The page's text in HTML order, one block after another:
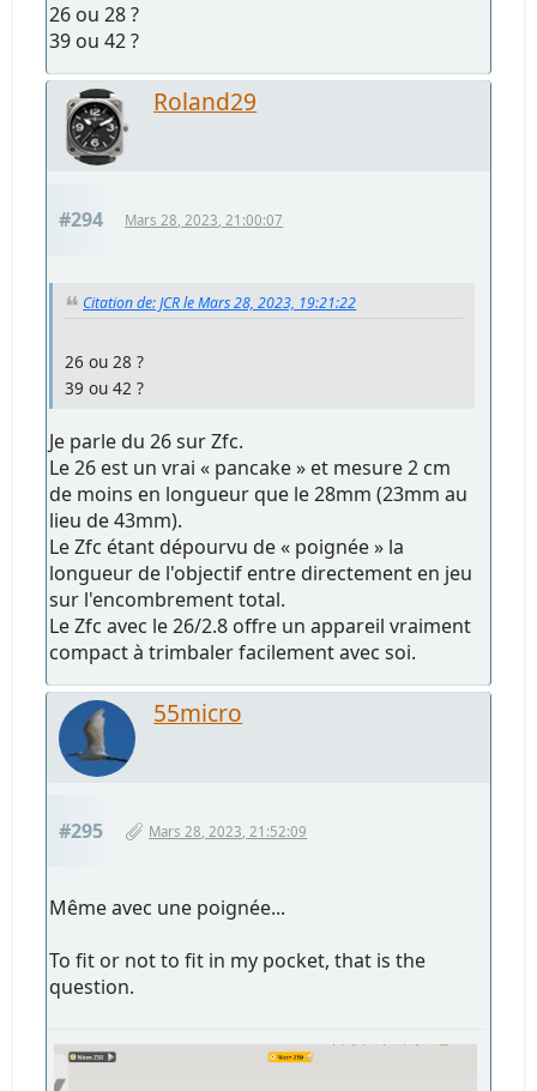
26 ou 28 ?
39 ou 42 ?
Roland29
#294 Mars 28, 2023, 21:00:07
Citation de: JCR le Mars 28, 2023, 19:21:22
26 ou 28 ?
39 ou 42 ?
Je parle du 26 sur Zfc.
Le 26 est un vrai « pancake » et mesure 2 cm
de moins en longueur que le 28mm (23mm au
lieu de 43mm).
Le Zfc étant dépourvu de « poignée » la
longueur de l'objectif entre directement en jeu
sur l'encombrement total.
Le Zfc avec le 26/2.8 offre un appareil vraiment
compact à trimbaler facilement avec soi.
55micro
#295 Mars 28, 2023, 21:52:09
Même avec une poignée...
To fit or not to fit in my pocket, that is the
question.